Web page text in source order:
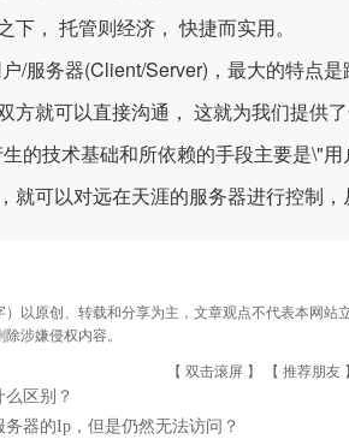
， 托管则经济， 快捷而实用。
务器(Client/Server)，最大的特点是
方就可以直接沟通， 这就为我们提供
的技术基础和所依赖的手段主要是\"
可以对远在天涯的服务器进行控制，
以原创、转载和分享为主，文章观点不代表本网
涉嫌侵权内容。
【 双击滚屏 】 【 推荐朋友
区别？
器的Ip，但是仍然无法访问？